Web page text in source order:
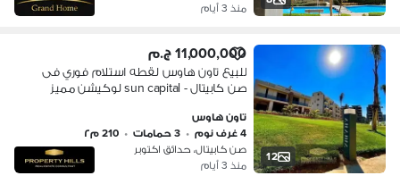
منذ 3 أيام
12
11,000,000 ج.م
للبيع تاون هاوس لقطه استلام فوري فى
صن كابيتال - sun capital لوكيشن مميز
تاون هاوس
4 غرف نوم
• 3 حمامات • 210 م٢
صن كابيتال، حدائق اكتوبر
منذ 3 أيام